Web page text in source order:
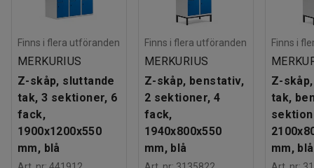
Finns i flera utföranden
MERKURIUS
Z-skåp, sluttande
tak, 3 sektioner, 6
fack,
1900x1200x550
mm, blå
Finns i flera utföranden
MERKURIUS
Z-skåp, benstativ,
2 sektioner, 4
fack,
1940x800x550
mm, blå
Finns i
Z-
tak,
mm, blå